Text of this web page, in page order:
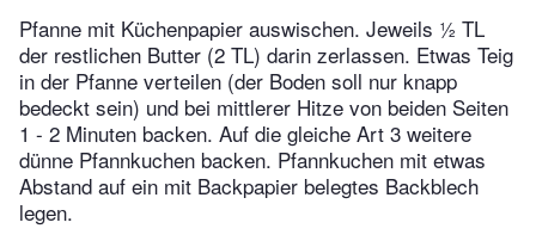
Pfanne mit Küchenpapier auswischen. Jeweils ½ TL
der restlichen Butter (2 TL) darin zerlassen. Etwas Teig
in der Pfanne verteilen (der Boden soll nur knapp
bedeckt sein) und bei mittlerer Hitze von beiden Seiten
1 - 2 Minuten backen. Auf die gleiche Art 3 weitere
dünne Pfannkuchen backen. Pfannkuchen mit etwas
Abstand auf ein mit Backpapier belegtes Backblech
legen.